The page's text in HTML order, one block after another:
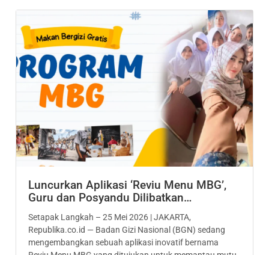
Luncurkan Aplikasi ‘Reviu Menu MBG’,
Guru dan Posyandu Dilibatkan…
Setapak Langkah – 25 Mei 2026 | JAKARTA,
Republika.co.id — Badan Gizi Nasional (BGN) sedang
mengembangkan sebuah aplikasi inovatif bernama